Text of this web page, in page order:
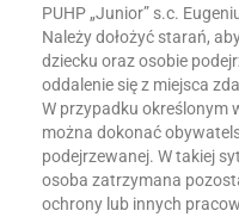
PUHP „Junior” s.c.
Należy dołożyć starań,
dziecku oraz osobie
oddalenie się z miejsca
W przypadku określonym
można dokonać
podejrzewanej. W takiej
osoba zatrzymana
ochrony lub innych